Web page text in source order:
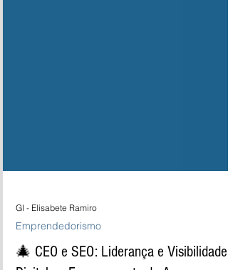
GI - Elisabete Ramiro